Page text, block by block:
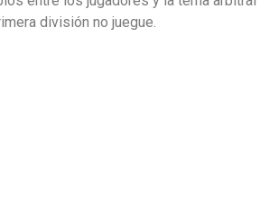
división no juegue.